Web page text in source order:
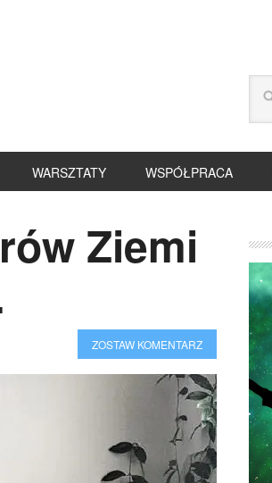
WARSZTATY WSPÓŁPRACA
Ziemi
ZOSTAW KOMENTARZ